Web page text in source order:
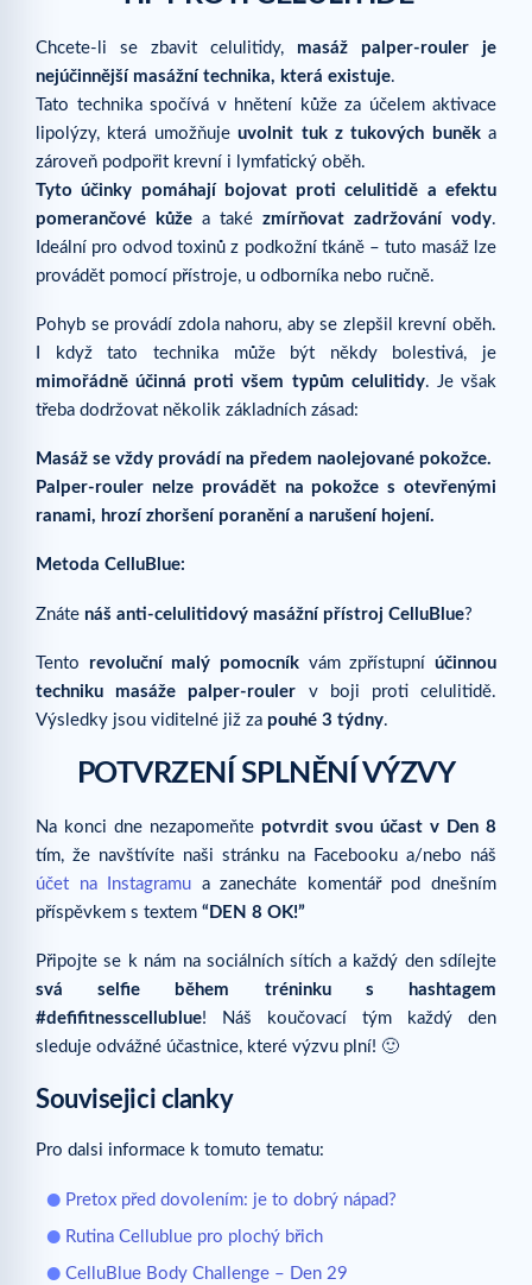
Chcete-li se zbavit celulitidy, masáž palper-rouler je
nejúčinnější masážní technika, která existuje.
Tato technika spočívá v hnětení kůže za účelem aktivace
lipolýzy, která umožňujeuvolnit tuk z tukových buněka
zároveň podpořit krevní i lymfatický oběh.
Tyto účinky pomáhají bojovat proti celulitidě a efektu
pomerančové kůže a také zmírňovat zadržování vody.
Ideální pro odvod toxinů z podkožní tkáně – tuto masáž lze
provádět pomocí přístroje, u odborníka nebo ručně.
Pohyb se provádí zdola nahoru, aby se zlepšil krevní oběh.
I když tato technika může být někdy bolestivá, je
mimořádně účinná proti všem typům celulitidy. Je však
třeba dodržovat několik základních zásad:
Masáž se vždy provádí na předem naolejované pokožce.
Palper-rouler nelze provádět na pokožce s otevřenými
ranami, hrozí zhoršení poranění a narušení hojení.
Metoda CelluBlue:
Znáte náš anti-celulitidový masážní přístroj CelluBlue?
Tento revoluční malý pomocník vám zpřístupníúčinnou
techniku masáže palper-rouler v boji proti celulitidě.
Výsledky jsou viditelné již za pouhé 3 týdny.
POTVRZENÍ SPLNĚNÍ VÝZVY
Na konci dne nezapomeňte potvrdit svou účast v Den 8
tím, že navštívíte naši stránku na Facebooku a/nebo náš
účet na Instagramu a zanecháte komentář pod dnešním
příspěvkem s textem “DEN 8 OK!”
Připojte se k nám na sociálních sítích a každý den sdílejte
svá selfie během tréninku s hashtagem
#defifitnesscellublue! Náš koučovací tým každý den
sleduje odvážné účastnice, které výzvu plní! 🙂
Souvisejici clanky
Pro dalsi informace k tomuto tematu:
Pretox před dovolením: je to dobrý nápad?
Rutina Cellublue pro plochý břich
CelluBlue Body Challenge – Den 29